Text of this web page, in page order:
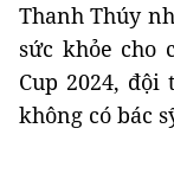
Thanh Thúy
sức khỏe cho
Cup 2024,
không có bác